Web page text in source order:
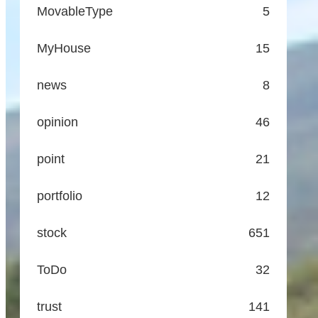
MovableType 5
MyHouse 15
news 8
opinion 46
point 21
portfolio 12
stock 651
ToDo 32
trust 141